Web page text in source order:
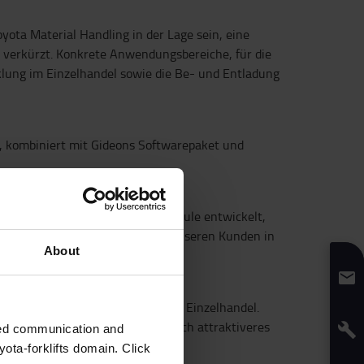
About
communication and
forklifts domain. Click
Material Handling in der Lage sein, eine
Konkrete Anwendungsbereiche, für die
im Einzelhandel sowie die Be- und Entladung
kombiniert mit Gideons Softwarepaket und
Software-Stack und Vision-Module entwickelt,
kombinieren und unseren Kunden in
für die Auftragsabwicklung im Einzelhandel.
die Gideon Technologie ein noch attraktiveres